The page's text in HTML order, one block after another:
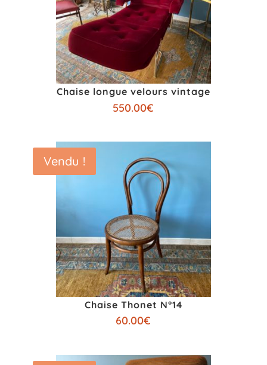
Chaise longue velours vintage
550.00€
Chaise Thonet N°14
60.00€
Vendu !